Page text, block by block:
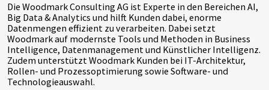
Die Woodmark Consulting AG ist Experte in den Bereichen AI,
Big Data & Analytics und hilft Kunden dabei, enorme
Datenmengen effizient zu verarbeiten. Dabei setzt
Woodmark auf modernste Tools und Methoden in Business
Intelligence, Datenmanagement und Künstlicher Intelligenz.
Zudem unterstützt Woodmark Kunden bei IT-Architektur,
Rollen- und Prozessoptimierung sowie Software- und
Technologieauswahl.